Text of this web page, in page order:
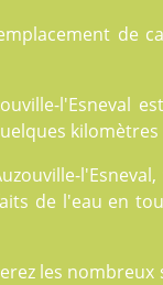
de
l'Esneval
de l'eau en
les nombreux